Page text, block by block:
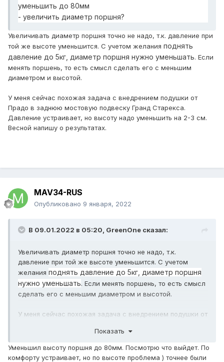
уменьшить до 80мм
- увеличить диаметр поршня?
Увеличивать диаметр поршня точно не надо, т.к. давление при
той же высоте уменьшится. С учетом желания поднять
давление до 5кг, диаметр поршня нужно уменьшать. Если
менять поршень, то есть смысл сделать его с меньшим
диаметром и высотой.
У меня сейчас похожая задача с внедрением подушки от
Прадо в заднюю мостовую подвеску Гранд Старекса.
Давление устраивает, но высоту надо уменьшить на 2-3 см.
Весной напишу о результатах.
MAV34-RUS
Опубликовано 9 января, 2022
В 09.01.2022 в 05:20, GreenOne сказал:
Увеличивать диаметр поршня точно не надо, т.к.
давление при той же высоте уменьшится. С учетом
желания поднять давление до 5кг, диаметр поршня
нужно уменьшать. Если менять поршень, то есть смысл
сделать его с меньшим диаметром и высотой.
У меня сейчас похожая задача с внедрением подушки от
Давление устраивает, но высоту надо уменьшить на 2-3
см. Весной напишу о результатах.
Показать
Уменьшил высоту поршня до 80мм. Посмотрю что выйдет. По
комфорту устраивает, но по высоте проблема ) точнее были